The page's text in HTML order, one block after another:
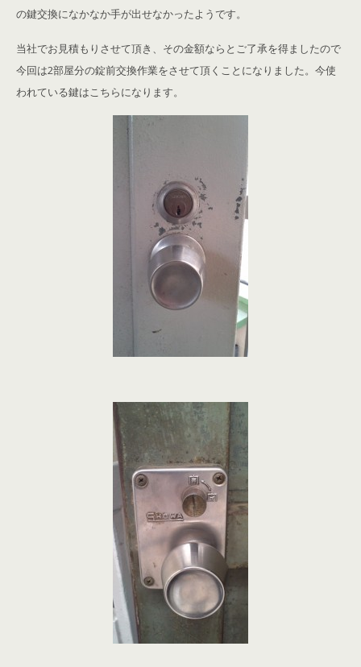
の鍵交換になかなか手が出せなかったようです。
当社でお見積もりさせて頂き、その金額ならとご了承を得ましたので
今回は2部屋分の錠前交換作業をさせて頂くことになりました。今使
われている鍵はこちらになります。